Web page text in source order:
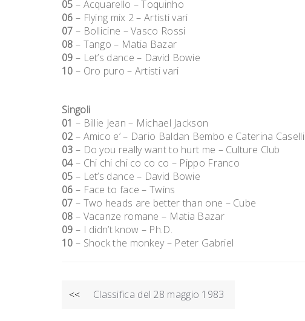
05 – Acquarello – Toquinho
06 – Flying mix 2 – Artisti vari
07 – Bollicine – Vasco Rossi
08 – Tango – Matia Bazar
09 – Let’s dance – David Bowie
10 – Oro puro – Artisti vari
Singoli
01 – Billie Jean – Michael Jackson
02 – Amico e’ – Dario Baldan Bembo e Caterina Caselli
03 – Do you really want to hurt me – Culture Club
04– Chi chi chi co co co – Pippo Franco
05 – Let’s dance – David Bowie
06 – Face to face – Twins
07 – Two heads are better than one – Cube
08 – Vacanze romane – Matia Bazar
09 – I didn’t know – Ph.D.
10 – Shock the monkey – Peter Gabriel
NAVIGAZIONE
<< Classifica del 28 maggio 1983